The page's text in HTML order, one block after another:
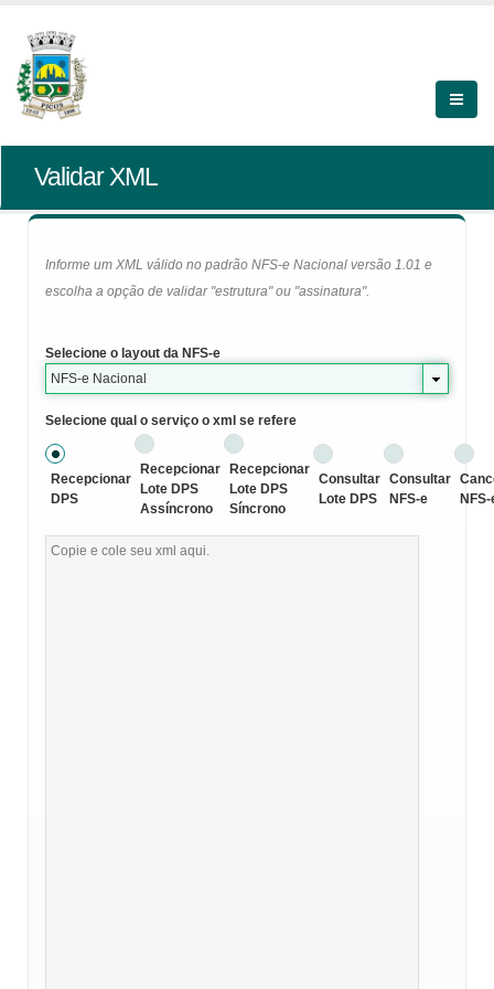
Validar XML
Informe um XML válido no padrão NFS-e Nacional versão 1.01 e
escolha a opção de validar "estrutura" ou "assinatura".
Selecione o layout da NFS-e
NFS-e Nacional
Selecione qual o serviço o xml se refere
Recepcionar
DPS
Recepcionar
Lote DPS
Assíncrono
Recepcionar
Lote DPS
Síncrono
Consultar
Lote DPS
Consultar
NFS-e
NFS-